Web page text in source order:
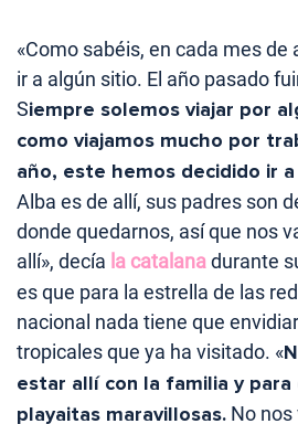
«Como sabéis, en cada mes
ir a algún sitio. El año pasado
Siempre solemos viajar por
como viajamos mucho por
año, este hemos decidido ir
Alba es de allí, sus padres son
donde quedarnos, así que nos
allí», decía la catalanadurante
es que para la estrella de las
nacional nada tiene que
tropicales que ya ha visitado. «
estar allí con la familia y
playaitas maravillosas. No